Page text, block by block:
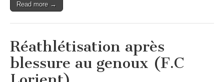
Read more →
Réathlétisation après
blessure au genoux (F.C